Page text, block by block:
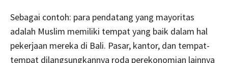
Sebagai contoh: para pendatang yang mayoritas
adalah Muslim memiliki tempat yang baik dalam hal
pekerjaan mereka di Bali. Pasar, kantor, dan tempat-
tempat dilangsungkannya roda perekonomian lainnya